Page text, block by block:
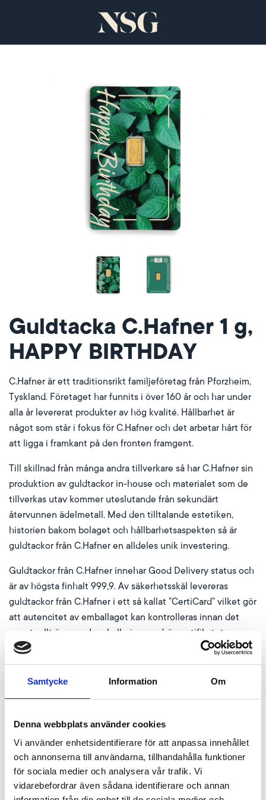
Samtycke Information Om
Denna webbplats använder cookies
Vi använder enhetsidentifierare för att anpassa innehållet
och annonserna till användarna, tillhandahålla funktioner
för sociala medier och analysera vår trafik. Vi
vidarebefordrar även sådana identifierare och annan
Guldtacka C.Hafner 1 g,
HAPPY BIRTHDAY
C.Hafner är ett traditionsrikt familjeföretag från Pforzheim,
Tyskland. Företaget har funnits i över 160 år och har under
alla år levererat produkter av hög kvalité. Hållbarhet är
något som står i fokus för C.Hafner och det arbetar hårt för
att ligga i framkant på den fronten framgent.
Till skillnad från många andra tillverkare så har C.Hafner sin
produktion av guldtackor in-house och materialet som de
tillverkas utav kommer uteslutande från sekundärt
återvunnen ädelmetall. Med den tilltalande estetiken,
historien bakom bolaget och hållbarhetsaspekten så är
guldtackor från C.Hafner en alldeles unik investering.
Guldtackor från C.Hafner innehar Good Delivery status och
är av högsta finhalt 999,9. Av säkerhetsskäl levereras
guldtackor från C.Hafner i ett så kallat ”CertiCard” vilket gör
att autencitet av emballaget kan kontrolleras innan det
eventuellt öppnas. I emballeringen så är certifikatet
integrerat och där finner vi information så som
serienummer och kontrollerad finhalt av tackan.
Fördelar med guld från C.Hafner:
Good Delivery status utfärdat av LBMA
Tillverkad i Tyskland
Kan köpas och säljas världen över
Etiskt och ekologiskt framtagen
Estetiskt tilltalande